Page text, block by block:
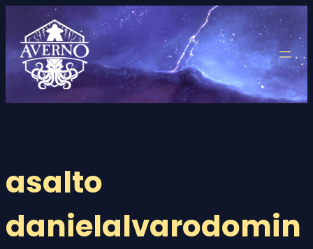
contenido
asalto
danielalvarodomin